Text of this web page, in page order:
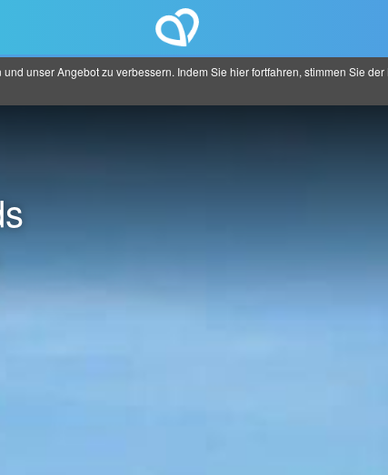
unser Angebot zu verbessern. Indem Sie hier fortfahren, stimmen Sie